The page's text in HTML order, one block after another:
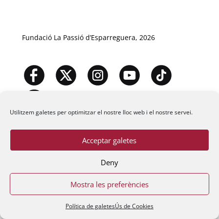
Utilitzem galetes per optimitzar el nostre lloc web i el nostre servei.
Acceptar galetes
Deny
Mostra les preferències
Política de galetesÚs de Cookies
Fundació La Passió d’Esparreguera, 2026